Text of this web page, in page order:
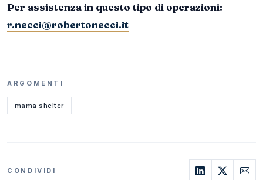
Per assistenza in questo tipo di operazioni:
r.necci@robertonecci.it
ARGOMENTI
mama shelter
CONDIVIDI